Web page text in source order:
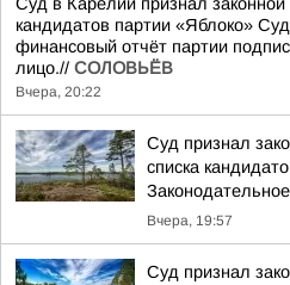
кандидатов партии «Яблоко»
финансовый отчёт партии
лицо.// СОЛОВЬЁВ
Вчера, 20:22
Суд признал
списка
Вчера, 19:57
Суд признал